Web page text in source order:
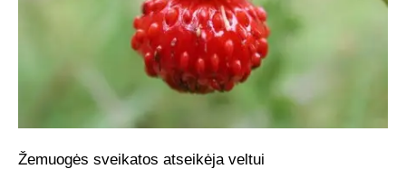
Žemuogės sveikatos atseikėja veltui